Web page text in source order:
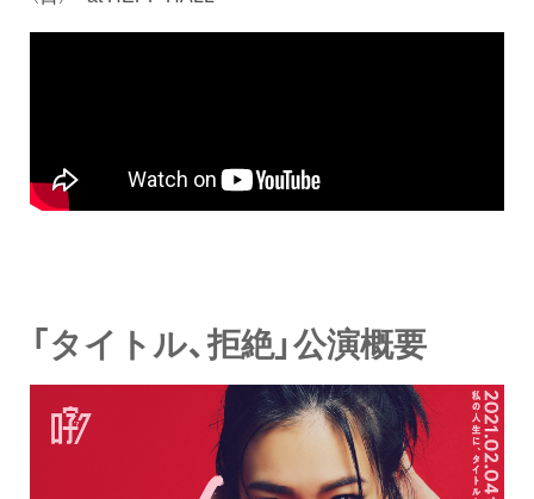
「タイトル、拒絶」公演概要